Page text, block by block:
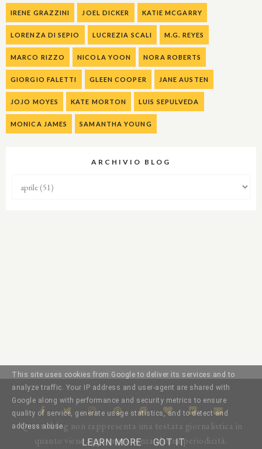
IRENE GRAZZINI JOEL DICKER KATIE MCGARRY
LORENZA DI SEPIO LUCREZIA SCALI M.G. REYES
MARCO RIZZO NICOLA YOON NORA ROBERTS
GIORGIO FALETTI GLEEN COOPER JANE AUSTEN
JOJO MOYES KATE MORTON LUIS SEPULVEDA
MONICA JAMES SAMANTHA YOUNG
ARCHIVIO BLOG
Questo blog non rappresenta una testata giornalistica in
quanto viene aggiornato senza alcuna periodicità.
This site uses cookies from Google to deliver its services and to
analyze traffic. Your IP address and user-agent are shared with
Google along with performance and security metrics to ensure
quality of service, generate usage statistics, and to detect and
address abuse.
LEARN MORE GOT IT